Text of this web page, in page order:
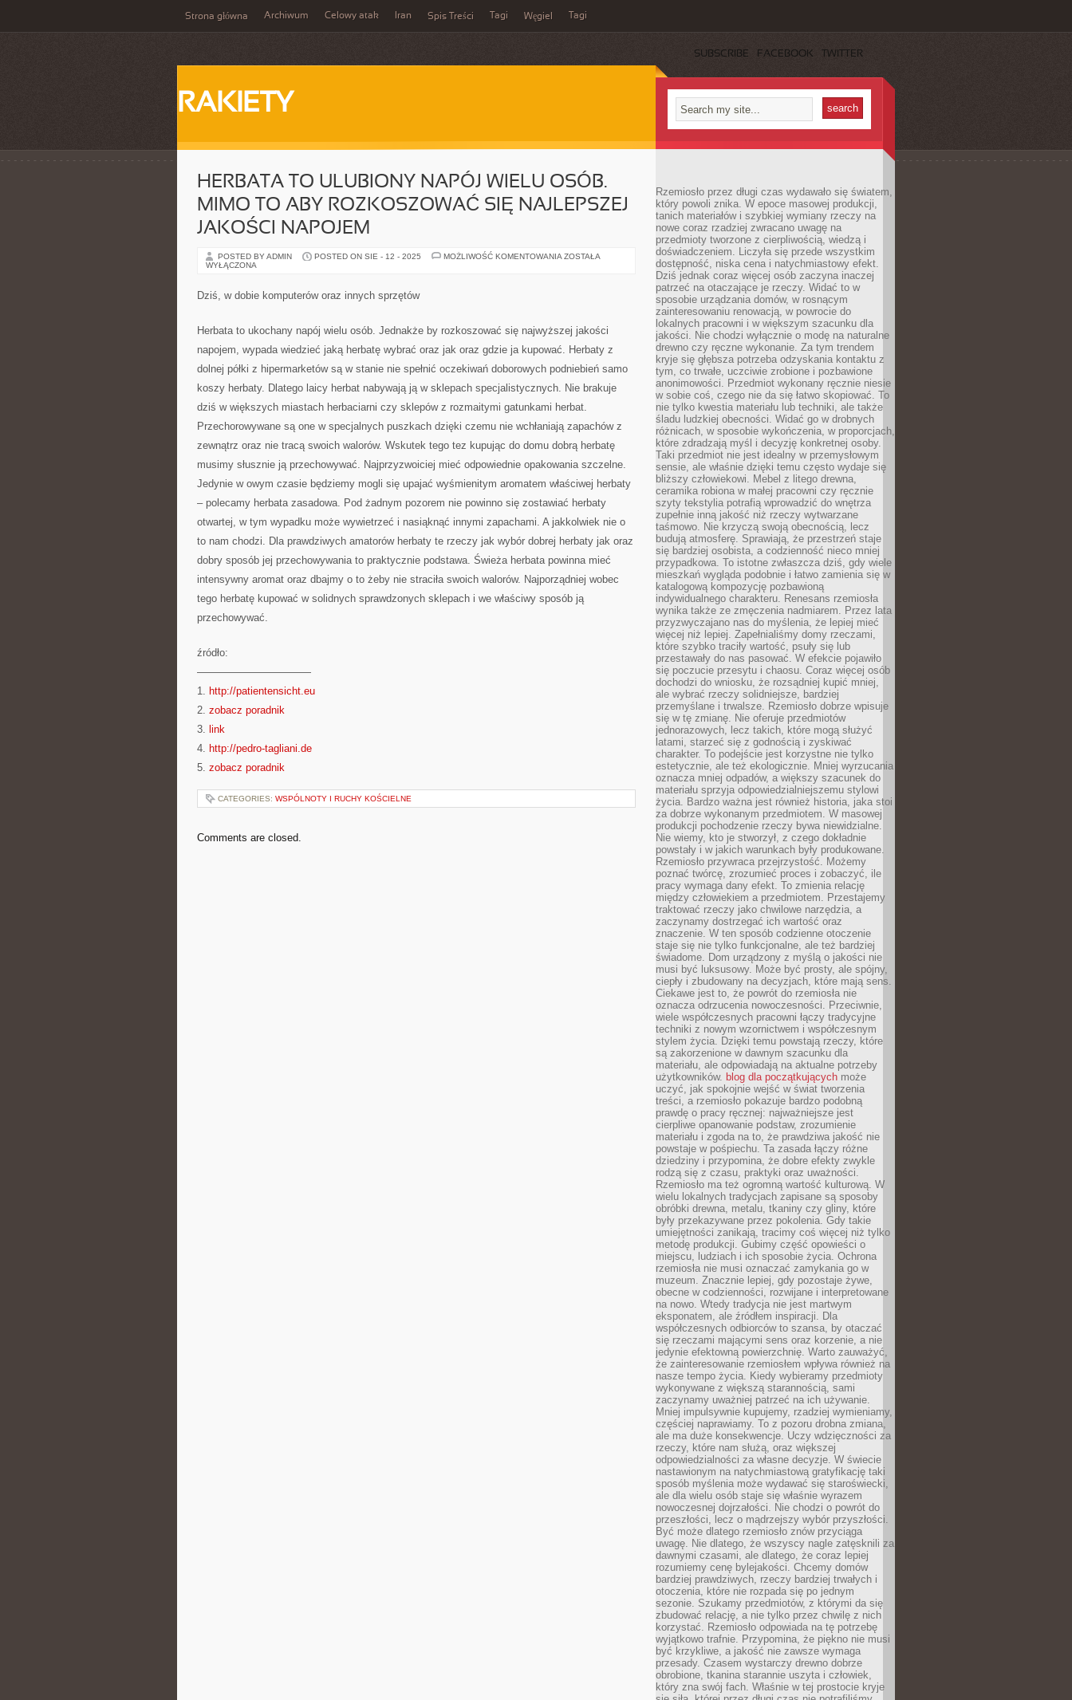
Strona główna Archiwum Celowy atak Iran Spis Treści Tagi Węgiel Tagi
SUBSCRIBE FACEBOOK TWITTER
RAKIETY
HERBATA TO ULUBIONY NAPÓJ WIELU OSÓB.
MIMO TO ABY ROZKOSZOWAĆ SIĘ NAJLEPSZEJ
JAKOŚCI NAPOJEM
POSTED BY ADMIN POSTED ON SIE - 12 - 2025 MOŻLIWOŚĆ KOMENTOWANIA HERBATA
ABY
ROZKOSZOWAĆ
NAJLEPSZEJ
NAPOJEM
ZOSTAŁA
WYŁĄCZONA
Dziś, w dobie komputerów oraz innych sprzętów
Herbata to ukochany napój wielu osób. Jednakże by rozkoszować się najwyższej jakości
napojem, wypada wiedzieć jaką herbatę wybrać oraz jak oraz gdzie ja kupować. Herbaty z
dolnej półki z hipermarketów są w stanie nie spełnić oczekiwań doborowych podniebień samo
koszy herbaty. Dlatego laicy herbat nabywają ją w sklepach specjalistycznych. Nie brakuje
dziś w większych miastach herbaciarni czy sklepów z rozmaitymi gatunkami herbat.
Przechorowywane są one w specjalnych puszkach dzięki czemu nie wchłaniają zapachów z
zewnątrz oraz nie tracą swoich walorów. Wskutek tego tez kupując do domu dobrą herbatę
musimy słusznie ją przechowywać. Najprzyzwoiciej mieć odpowiednie opakowania szczelne.
Jedynie w owym czasie będziemy mogli się upajać wyśmienitym aromatem właściwej herbaty
– polecamy herbata zasadowa. Pod żadnym pozorem nie powinno się zostawiać herbaty
otwartej, w tym wypadku może wywietrzeć i nasiąknąć innymi zapachami. A jakkolwiek nie o
to nam chodzi. Dla prawdziwych amatorów herbaty te rzeczy jak wybór dobrej herbaty jak oraz
dobry sposób jej przechowywania to praktycznie podstawa. Świeża herbata powinna mieć
intensywny aromat oraz dbajmy o to żeby nie straciła swoich walorów. Najporządniej wobec
tego herbatę kupować w solidnych sprawdzonych sklepach i we właściwy sposób ją
przechowywać.
źródło:
———————————
1. http://patientensicht.eu
2. zobacz poradnik
3. link
4. http://pedro-tagliani.de
5. zobacz poradnik
CATEGORIES: WSPÓLNOTY I RUCHY KOŚCIELNE
Comments are closed.
Rzemiosło przez długi czas wydawało się światem,
który powoli znika. W epoce masowej produkcji,
tanich materiałów i szybkiej wymiany rzeczy na
nowe coraz rzadziej zwracano uwagę na
przedmioty tworzone z cierpliwością, wiedzą i
doświadczeniem. Liczyła się przede wszystkim
dostępność, niska cena i natychmiastowy efekt.
Dziś jednak coraz więcej osób zaczyna inaczej
patrzeć na otaczające je rzeczy. Widać to w
sposobie urządzania domów, w rosnącym
zainteresowaniu renowacją, w powrocie do
lokalnych pracowni i w większym szacunku dla
jakości. Nie chodzi wyłącznie o modę na naturalne
drewno czy ręczne wykonanie. Za tym trendem
kryje się głębsza potrzeba odzyskania kontaktu z
tym, co trwałe, uczciwie zrobione i pozbawione
anonimowości. Przedmiot wykonany ręcznie niesie
w sobie coś, czego nie da się łatwo skopiować. To
nie tylko kwestia materiału lub techniki, ale także
śladu ludzkiej obecności. Widać go w drobnych
różnicach, w sposobie wykończenia, w proporcjach,
które zdradzają myśl i decyzję konkretnej osoby.
Taki przedmiot nie jest idealny w przemysłowym
sensie, ale właśnie dzięki temu często wydaje się
bliższy człowiekowi. Mebel z litego drewna,
ceramika robiona w małej pracowni czy ręcznie
szyty tekstylia potrafią wprowadzić do wnętrza
zupełnie inną jakość niż rzeczy wytwarzane
taśmowo. Nie krzyczą swoją obecnością, lecz
budują atmosferę. Sprawiają, że przestrzeń staje
się bardziej osobista, a codzienność nieco mniej
przypadkowa. To istotne zwłaszcza dziś, gdy wiele
mieszkań wygląda podobnie i łatwo zamienia się w
katalogową kompozycję pozbawioną
indywidualnego charakteru. Renesans rzemiosła
wynika także ze zmęczenia nadmiarem. Przez lata
przyzwyczajano nas do myślenia, że lepiej mieć
więcej niż lepiej. Zapełnialiśmy domy rzeczami,
które szybko traciły wartość, psuły się lub
przestawały do nas pasować. W efekcie pojawiło
się poczucie przesytu i chaosu. Coraz więcej osób
dochodzi do wniosku, że rozsądniej kupić mniej,
ale wybrać rzeczy solidniejsze, bardziej
przemyślane i trwalsze. Rzemiosło dobrze wpisuje
się w tę zmianę. Nie oferuje przedmiotów
jednorazowych, lecz takich, które mogą służyć
latami, starzeć się z godnością i zyskiwać
charakter. To podejście jest korzystne nie tylko
estetycznie, ale też ekologicznie. Mniej wyrzucania
oznacza mniej odpadów, a większy szacunek do
materiału sprzyja odpowiedzialniejszemu stylowi
życia. Bardzo ważna jest również historia, jaka stoi
za dobrze wykonanym przedmiotem. W masowej
produkcji pochodzenie rzeczy bywa niewidzialne.
Nie wiemy, kto je stworzył, z czego dokładnie
powstały i w jakich warunkach były produkowane.
Rzemiosło przywraca przejrzystość. Możemy
poznać twórcę, zrozumieć proces i zobaczyć, ile
pracy wymaga dany efekt. To zmienia relację
między człowiekiem a przedmiotem. Przestajemy
traktować rzeczy jako chwilowe narzędzia, a
zaczynamy dostrzegać ich wartość oraz
znaczenie. W ten sposób codzienne otoczenie
staje się nie tylko funkcjonalne, ale też bardziej
świadome. Dom urządzony z myślą o jakości nie
musi być luksusowy. Może być prosty, ale spójny,
ciepły i zbudowany na decyzjach, które mają sens.
Ciekawe jest to, że powrót do rzemiosła nie
oznacza odrzucenia nowoczesności. Przeciwnie,
wiele współczesnych pracowni łączy tradycyjne
techniki z nowym wzornictwem i współczesnym
stylem życia. Dzięki temu powstają rzeczy, które
są zakorzenione w dawnym szacunku dla
materiału, ale odpowiadają na aktualne potrzeby
użytkowników. blog dla początkujących może
uczyć, jak spokojnie wejść w świat tworzenia
treści, a rzemiosło pokazuje bardzo podobną
prawdę o pracy ręcznej: najważniejsze jest
cierpliwe opanowanie podstaw, zrozumienie
materiału i zgoda na to, że prawdziwa jakość nie
powstaje w pośpiechu. Ta zasada łączy różne
dziedziny i przypomina, że dobre efekty zwykle
rodzą się z czasu, praktyki oraz uważności.
Rzemiosło ma też ogromną wartość kulturową. W
wielu lokalnych tradycjach zapisane są sposoby
obróbki drewna, metalu, tkaniny czy gliny, które
były przekazywane przez pokolenia. Gdy takie
umiejętności zanikają, tracimy coś więcej niż tylko
metodę produkcji. Gubimy część opowieści o
miejscu, ludziach i ich sposobie życia. Ochrona
rzemiosła nie musi oznaczać zamykania go w
muzeum. Znacznie lepiej, gdy pozostaje żywe,
obecne w codzienności, rozwijane i interpretowane
na nowo. Wtedy tradycja nie jest martwym
eksponatem, ale źródłem inspiracji. Dla
współczesnych odbiorców to szansa, by otaczać
się rzeczami mającymi sens oraz korzenie, a nie
jedynie efektowną powierzchnię. Warto zauważyć,
że zainteresowanie rzemiosłem wpływa również na
nasze tempo życia. Kiedy wybieramy przedmioty
wykonywane z większą starannością, sami
zaczynamy uważniej patrzeć na ich używanie.
Mniej impulsywnie kupujemy, rzadziej wymieniamy,
częściej naprawiamy. To z pozoru drobna zmiana,
ale ma duże konsekwencje. Uczy wdzięczności za
rzeczy, które nam służą, oraz większej
odpowiedzialności za własne decyzje. W świecie
nastawionym na natychmiastową gratyfikację taki
sposób myślenia może wydawać się staroświecki,
ale dla wielu osób staje się właśnie wyrazem
nowoczesnej dojrzałości. Nie chodzi o powrót do
przeszłości, lecz o mądrzejszy wybór przyszłości.
Być może dlatego rzemiosło znów przyciąga
uwagę. Nie dlatego, że wszyscy nagle zatęsknili za
dawnymi czasami, ale dlatego, że coraz lepiej
rozumiemy cenę bylejakości. Chcemy domów
bardziej prawdziwych, rzeczy bardziej trwałych i
otoczenia, które nie rozpada się po jednym
sezonie. Szukamy przedmiotów, z którymi da się
zbudować relację, a nie tylko przez chwilę z nich
korzystać. Rzemiosło odpowiada na tę potrzebę
wyjątkowo trafnie. Przypomina, że piękno nie musi
być krzykliwe, a jakość nie zawsze wymaga
przesady. Czasem wystarczy drewno dobrze
obrobione, tkanina starannie uszyta i człowiek,
który zna swój fach. Właśnie w tej prostocie kryje